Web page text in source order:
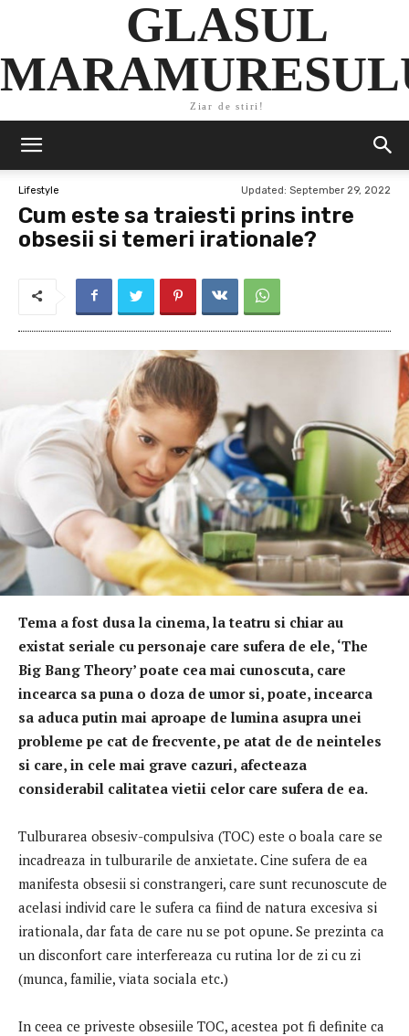
GLASUL
Ziar de stiri!
Lifestyle Updated: September 29, 2022
Cum este sa traiesti prins intre
obsesii si temeri irationale?
Tema a fost dusa la cinema, la teatru si chiar au
existat seriale cu personaje care sufera de ele, ‘The
Big Bang Theory’ poate cea mai cunoscuta, care
incearca sa puna o doza de umor si, poate, incearca
sa aduca putin mai aproape de lumina asupra unei
probleme pe cat de frecvente, pe atat de de neinteles
si care, in cele mai grave cazuri, afecteaza
considerabil calitatea vietii celor care sufera de ea.
Tulburarea obsesiv-compulsiva (TOC) este o boala care se
incadreaza in tulburarile de anxietate. Cine sufera de ea
manifesta obsesii si constrangeri, care sunt recunoscute de
acelasi individ care le sufera ca fiind de natura excesiva si
irationala, dar fata de care nu se pot opune. Se prezinta ca
un disconfort care interfereaza cu rutina lor de zi cu zi
(munca, familie, viata sociala etc.)
In ceea ce priveste obsesiile TOC, acestea pot fi definite ca